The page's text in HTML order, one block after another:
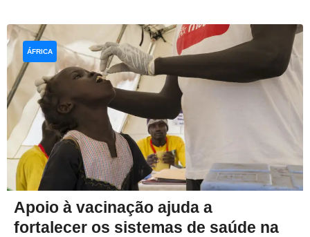
Apoio à vacinação ajuda a
fortalecer os sistemas de saúde na
ÁFRICA